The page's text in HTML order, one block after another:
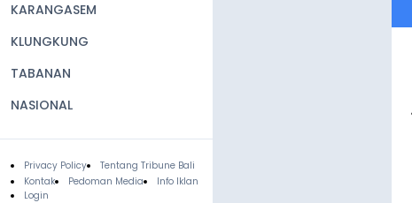
KARANGASEM
KLUNGKUNG
TABANAN
NASIONAL
Footer
Privacy Policy
Tentang Tribune Bali
Kontak
Pedoman Media
Info Iklan
Login